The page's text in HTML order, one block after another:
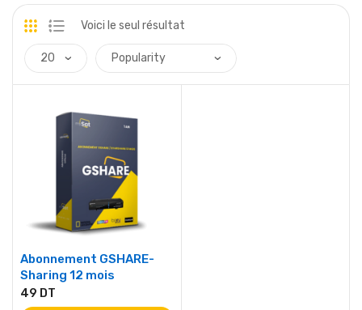
Voici le seul résultat
Abonnement GSHARE-
Sharing 12 mois
49 DT